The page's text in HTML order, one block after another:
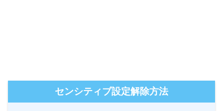
センシティブ設定解除方法